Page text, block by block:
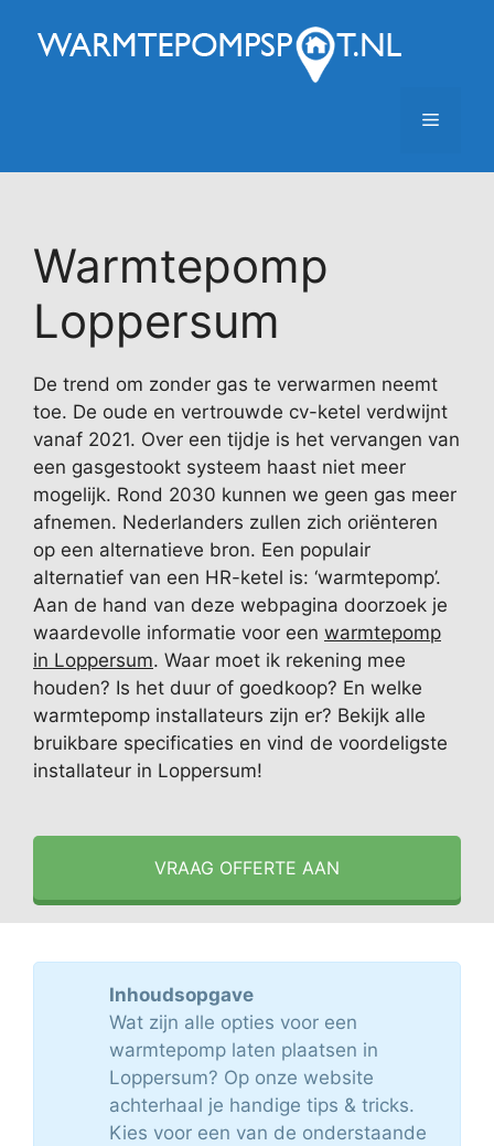
naar
Menu
Warmtepomp
Loppersum
De trend om zonder gas te verwarmen neemt
toe. De oude en vertrouwde cv-ketel verdwijnt
vanaf 2021. Over een tijdje is het vervangen van
een gasgestookt systeem haast niet meer
mogelijk. Rond 2030 kunnen we geen gas meer
afnemen. Nederlanders zullen zich oriënteren
op een alternatieve bron. Een populair
alternatief van een HR-ketel is: ‘warmtepomp’.
Aan de hand van deze webpagina doorzoek je
waardevolle informatie voor een warmtepomp
in Loppersum. Waar moet ik rekening mee
houden? Is het duur of goedkoop? En welke
warmtepomp installateurs zijn er? Bekijk alle
bruikbare specificaties en vind de voordeligste
installateur in Loppersum!
VRAAG OFFERTE AAN
Inhoudsopgave
Wat zijn alle opties voor een
warmtepomp laten plaatsen in
Loppersum? Op onze website
achterhaal je handige tips & tricks.
Kies voor een van de onderstaande